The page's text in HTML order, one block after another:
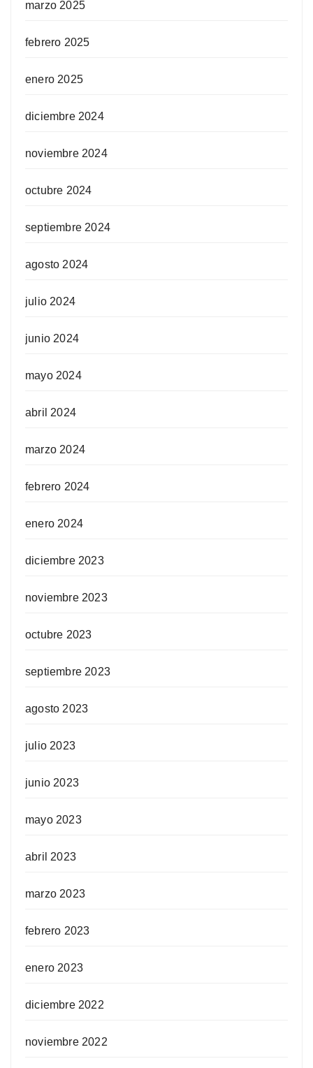
marzo 2025
febrero 2025
enero 2025
diciembre 2024
noviembre 2024
octubre 2024
septiembre 2024
agosto 2024
julio 2024
junio 2024
mayo 2024
abril 2024
marzo 2024
febrero 2024
enero 2024
diciembre 2023
noviembre 2023
octubre 2023
septiembre 2023
agosto 2023
julio 2023
junio 2023
mayo 2023
abril 2023
marzo 2023
febrero 2023
enero 2023
diciembre 2022
noviembre 2022